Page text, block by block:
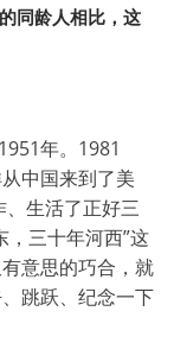
同龄人相比，这
1951年。 1981
中国来到了美
生活了正好三
，三十年河西”这
意思的巧合，就
跳跃、纪念一下